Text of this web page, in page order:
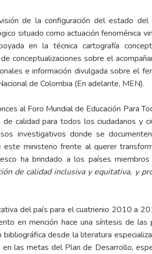
de la configuración del estado
situado como actuación fenoménica
en la técnica cartografía
conceptualizaciones sobre el
e información divulgada sobre el
de Colombia (En adelante, MEN).
al Foro Mundial de Educación Para
de calidad para todos los ciudadanos y
investigativos donde se
este ministerio frente al querer
ha brindado a los países
de calidad inclusiva y equitativa, y
del país para el cuatrienio 2010 a
en mención hace una síntesis de
bibliográfica desde la literatura
en las metas del Plan de Desarrollo,